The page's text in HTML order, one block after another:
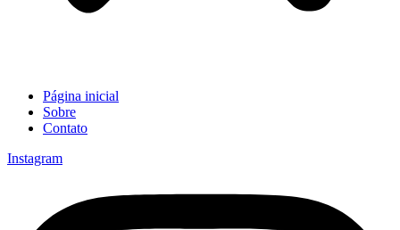
Página inicial
Sobre
Contato
Instagram